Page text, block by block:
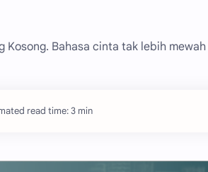
Kosong. Bahasa cinta tak lebih
read time: 3 min